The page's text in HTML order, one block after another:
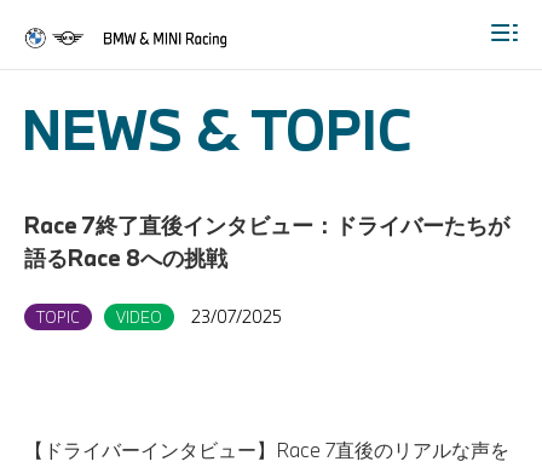
NEWS & TOPIC
Race 7終了直後インタビュー：ドライバーたちが
語るRace 8への挑戦
TOPIC VIDEO 23/07/2025
【ドライバーインタビュー】Race 7直後のリアルな声を